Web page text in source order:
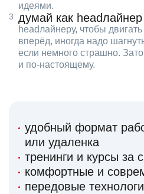
идеями.
думай как headлайнер
headлайнеру, чтобы
вперёд, иногда надо
если немного страшно.
и по‑настоящему.
удобный формат
или удаленка
тренинги и курсы за
комфортные и
передовые